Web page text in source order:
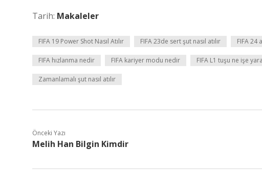
Tarih: Makaleler
FIFA 19 Power Shot Nasıl Atılır FIFA 23de sert şut nasıl atılır FIFA 24
FIFA hızlanma nedir FIFA kariyer modu nedir FIFA L1 tuşu ne işe
Zamanlamalı şut nasıl atılır
Önceki Yazı
Melih Han Bilgin Kimdir